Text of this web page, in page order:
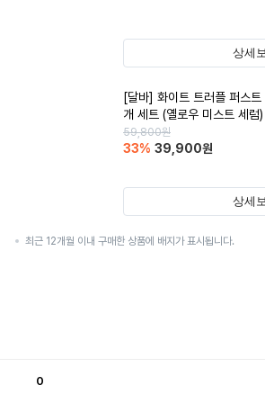
상세
[달바] 화이트 트러플 퍼스
개 세트 (옐로우 미스트 세
59,800원
33% 39,900원
상세
최근 12개월 이내 구매한 상품에 배지가 표시됩니다.
0